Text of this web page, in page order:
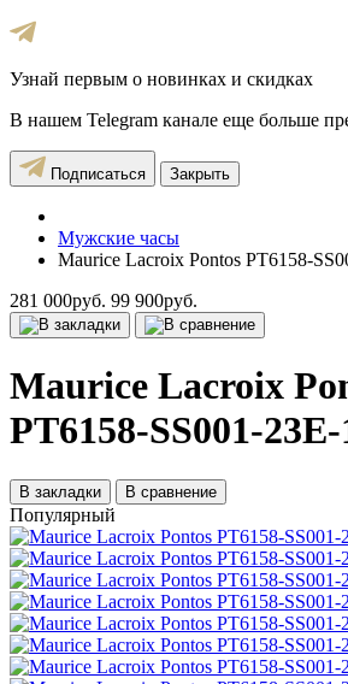
Узнай первым о новинках и скидках
В нашем Telegram канале еще больше
Подписаться Закрыть
Мужские часы
Maurice Lacroix Pontos PT6158-
281 000руб. 99 900руб.
Maurice Lacroix
PT6158-SS001-23E-
В закладки В сравнение
Популярный